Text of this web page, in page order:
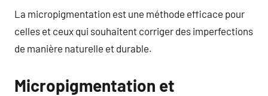
La micropigmentation est une méthode efficace pour
celles et ceux qui souhaitent corriger des imperfections
de manière naturelle et durable.
Micropigmentation et